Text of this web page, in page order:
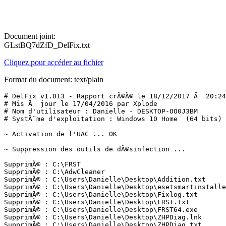
Document joint:
GLstBQ7dZfD_DelFix.txt
Cliquez pour accéder au fichier
Format du document: text/plain
# DelFix v1.013 - Rapport crÃ©Ã© le 18/12/2017 Ã
# Mis Ã  jour le 17/04/2016 par Xplode
# Nom d'utilisateur : Danielle - DESKTOP-OO0J3BM
# SystÃ¨me d'exploitation : Windows 10 Home  (64 bits)
~ Activation de l'UAC ... OK
~ Suppression des outils de dÃ©sinfection ...
SupprimÃ© : C:\FRST
SupprimÃ© : C:\AdwCleaner
SupprimÃ© : C:\Users\Danielle\Desktop\Addition.txt
SupprimÃ© :
SupprimÃ© : C:\Users\Danielle\Desktop\Fixlog.txt
SupprimÃ© : C:\Users\Danielle\Desktop\FRST.txt
SupprimÃ© : C:\Users\Danielle\Desktop\FRST64.exe
SupprimÃ© : C:\Users\Danielle\Desktop\ZHPDiag.lnk